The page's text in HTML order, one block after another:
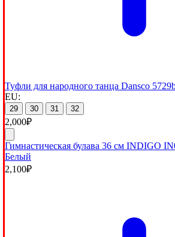
Туфли для народного танца Dansco
EU:
29 30 31 32
2,000₽
Гимнастическая булава 36 см INDIGO
Белый
2,100₽